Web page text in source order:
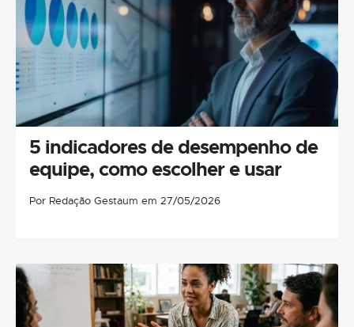
5 indicadores de desempenho de
equipe, como escolher e usar
Por Redação Gestaum em 27/05/2026